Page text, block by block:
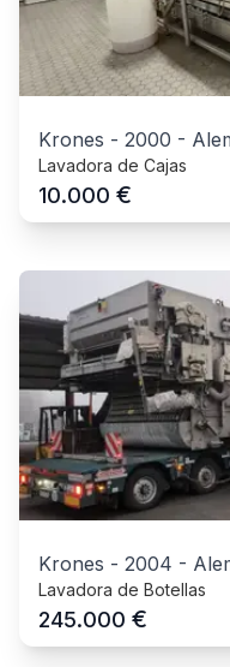
Krones - 2000 -
Lavadora de Cajas
10.000 €
Krones - 2004 -
Lavadora de Botellas
245.000 €